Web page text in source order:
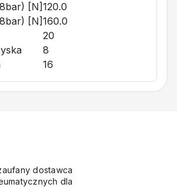
[N]120.0
[N]160.0
20
8
16
dostawca
dla